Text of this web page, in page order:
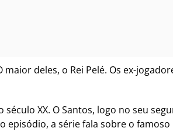
deles, o Rei Pelé. Os ex-
XX. O Santos, logo no seu
episódio, a série fala sobre o famoso